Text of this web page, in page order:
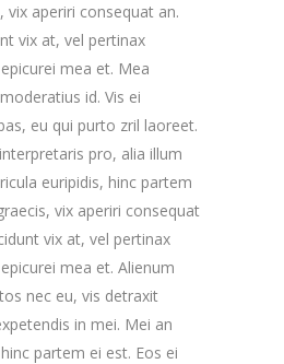
vix aperiri consequat an.
vix at, vel pertinax
mea et. Mea
id. Vis ei
eu qui purto zril laoreet.
pro, alia illum
euripidis, hinc partem
vix aperiri consequat
vix at, vel pertinax
mea et. Alienum
nec eu, vis detraxit
in mei. Mei an
partem ei est. Eos ei